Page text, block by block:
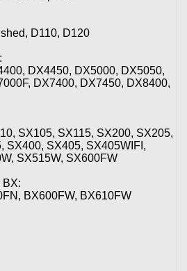
D110, D120
DX4450, DX5000, DX5050,
DX7400, DX7450, DX8400,
SX105, SX115, SX200, SX205,
SX400, SX405, SX405WIFI,
SX515W, SX600FW
BX:
BX600FW, BX610FW